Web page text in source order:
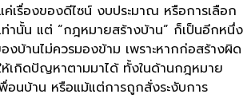
ค่เรื่องของดีไซน์ งบประมาณ หรือการเลือก
ท่านั้น แต่ “กฎหมายสร้างบ้าน” ก็เป็นอีกหนึ่ง
งบ้านไม่ควรมองข้าม เพราะหากก่อสร้างผิด
เกิดปัญหาตามมาได้ ทั้งในด้านกฎหมาย
อนบ้าน หรือแม้แต่การถูกสั่งระงับการ